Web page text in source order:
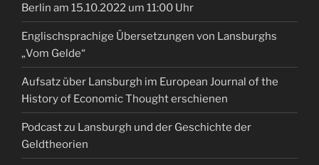
Berlin am 15.10.2022 um 11:00 Uhr
Englischsprachige Übersetzungen von Lansburghs
„Vom Gelde“
Aufsatz über Lansburgh im European Journal of the
History of Economic Thought erschienen
Podcast zu Lansburgh und der Geschichte der
Geldtheorien